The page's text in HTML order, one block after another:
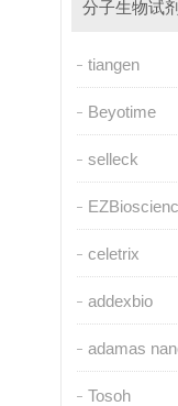
分子生物试剂
tiangen
Beyotime
selleck
celetrix
addexbio
adamas
Tosoh